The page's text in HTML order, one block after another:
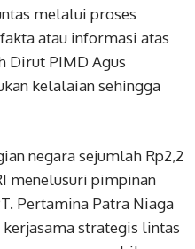
melalui proses
atau informasi atas
Dirut PIMD Agus
kelalaian sehingga
negara sejumlah Rp2,2
menelusuri pimpinan
Pertamina Patra Niaga
strategis lintas